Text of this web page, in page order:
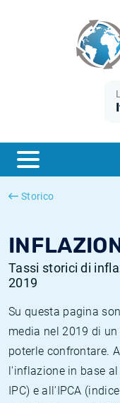
Storico
Tassi storici di
2019
Su questa pagina
media nel 2019 di
poterle confrontare.
l'inflazione in base
IPC) e all'IPCA
ESTER
SONIA
Cos'è l'inflazione CPI?
Cos'è l'inflazione HICP?
Inflazione Italia
Inflazione Stati Uniti
Tassi storici Euribor
Tassi storici di SONIA
Tassi storici di TONAR
Calcolatore